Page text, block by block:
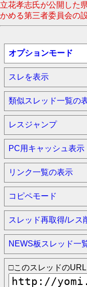
立花孝志氏が公開した
かめる第三者委員会の
オプションモード
スレを表示
類似スレッド一覧の
レスジャンプ
PC用キャッシュ表示
リンク一覧の表示
コピペモード
スレッド再取得/レス
NEWS板スレッド一
□このスレッドのURL